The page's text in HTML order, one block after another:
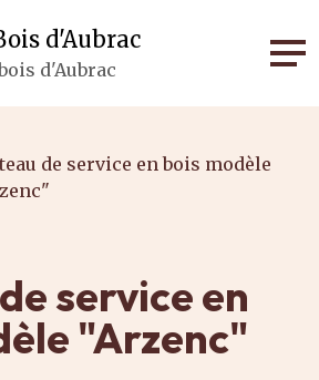
d'Aubrac
d'Aubrac
de service en bois modèle
service en
"Arzenc"